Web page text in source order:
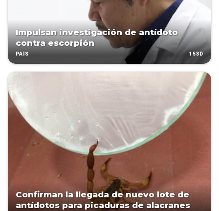
Impulsan investigación de antídoto
contra escorpión
PAÍS 153D
Confirman la llegada de nuevo lote de
antídotos para picaduras de alacranes